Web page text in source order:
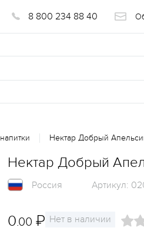
8 800 234 88 40
Нектар Добрый
Нектар Добрый
Россия Артикул:
0.00 ₽ Нет в наличии